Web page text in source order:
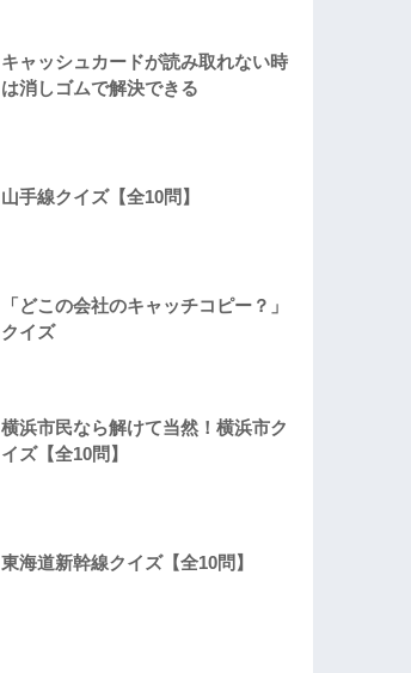
キャッシュカードが読み取れない時
は消しゴムで解決できる
山手線クイズ【全10問】
「どこの会社のキャッチコピー？」
クイズ
横浜市民なら解けて当然！横浜市ク
イズ【全10問】
東海道新幹線クイズ【全10問】